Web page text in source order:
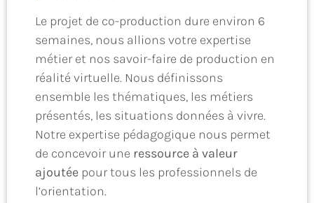
Le projet de co-production dure environ 6
semaines, nous allions votre expertise
métier et nos savoir-faire de production en
réalité virtuelle. Nous définissons
ensemble les thématiques, les métiers
présentés, les situations données à vivre.
Notre expertise pédagogique nous permet
de concevoir une ressource à valeur
ajoutée pour tous les professionnels de
l’orientation.